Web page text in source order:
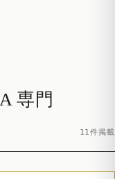
専門
11件掲載